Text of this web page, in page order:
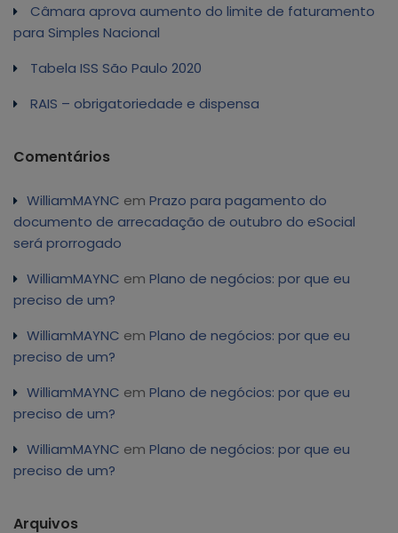
Câmara aprova aumento do limite de faturamento
para Simples Nacional
Tabela ISS São Paulo 2020
RAIS – obrigatoriedade e dispensa
Comentários
WilliamMAYNC em Prazo para pagamento do
documento de arrecadação de outubro do eSocial
será prorrogado
WilliamMAYNC em Plano de negócios: por que eu
preciso de um?
WilliamMAYNC em Plano de negócios: por que eu
preciso de um?
WilliamMAYNC em Plano de negócios: por que eu
preciso de um?
WilliamMAYNC em Plano de negócios: por que eu
preciso de um?
Arquivos